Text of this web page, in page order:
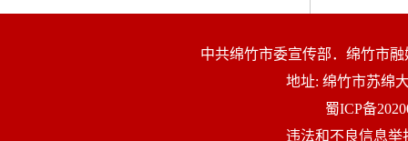
中共绵竹市委宣传部．绵竹市
地址: 绵竹市苏
蜀ICP备
违法和不良信息举